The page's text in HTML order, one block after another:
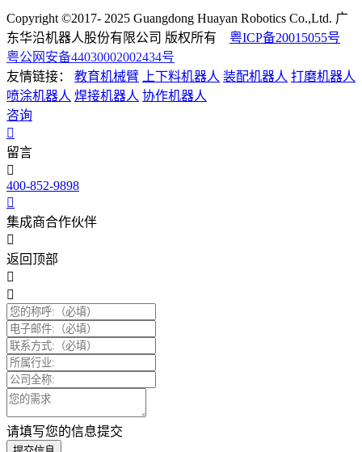
Copyright ©2017- 2025 Guangdong Huayan Robotics Co.,Ltd. 广
东华沿机器人股份有限公司 版权所有 粤ICP备20015055号
粤公网安备44030002002434号
友情链接：
教育机械臂 上下料机器人 装配机器人 打磨机器人
喷涂机器人 焊接机器人 协作机器人
咨询
留言
400-852-9898
集成商合作伙伴
返回顶部
请填写您的信息提交